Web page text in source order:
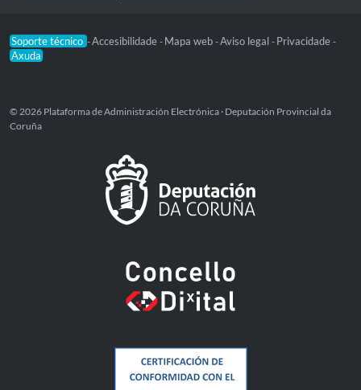
Soporte técnico -Accesibilidade - Mapa web -Aviso legal - Privacidade -
Axuda
© 2026 Plataforma de Administración Electrónica · Deputación Provincial da
Coruña